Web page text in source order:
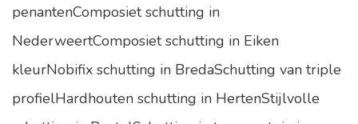
penantenComposiet schutting in
NederweertComposiet schutting in Eiken
kleurNobifix schutting in BredaSchutting van triple
profielHardhouten schutting in HertenStijlvolle